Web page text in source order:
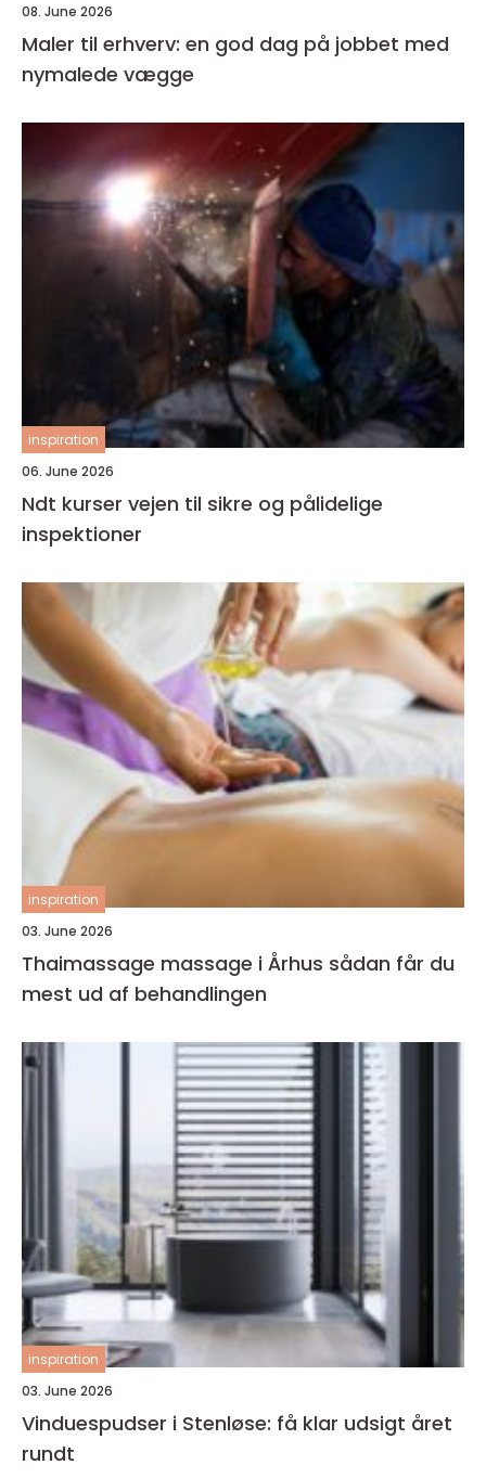
08. June 2026
Maler til erhverv: en god dag på jobbet med
nymalede vægge
inspiration
06. June 2026
Ndt kurser vejen til sikre og pålidelige
inspektioner
inspiration
03. June 2026
Thaimassage massage i Århus sådan får du
mest ud af behandlingen
inspiration
03. June 2026
Vinduespudser i Stenløse: få klar udsigt året
rundt